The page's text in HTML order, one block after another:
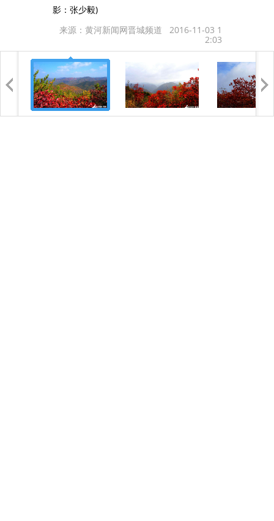
影：张少毅)
来源：黄河新闻网晋城频道 2016-11-03 1
2:03